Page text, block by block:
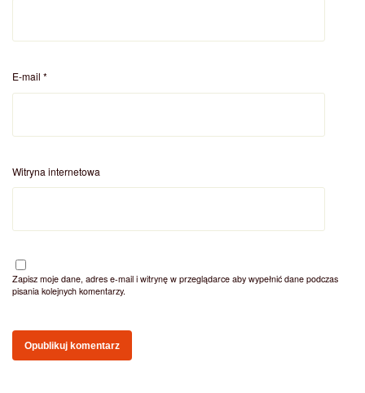
E-mail *
Witryna internetowa
Zapisz moje dane, adres e-mail i witrynę w przeglądarce aby wypełnić dane podczas
pisania kolejnych komentarzy.